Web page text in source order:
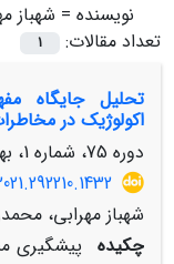
نویسنده = شهباز
تعداد مقالات:
1
تحلیل جایگاه
اکولوژیک در
دوره 75، شماره 1، بهار 1401، صفحه
شهباز مهرابی،
چکیده پیشگیری